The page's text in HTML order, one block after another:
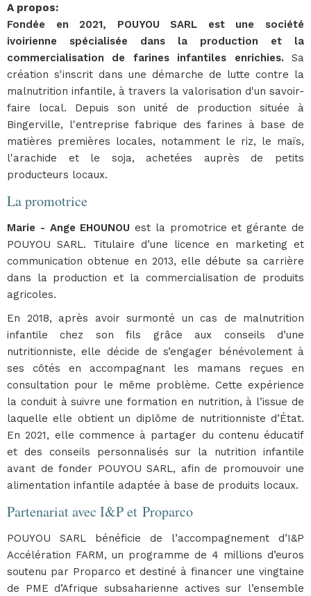
A propos:
Fondée en 2021, POUYOU SARL est une société
ivoirienne spécialisée dans la production et la
commercialisation de farines infantiles enrichies. Sa
création s'inscrit dans une démarche de lutte contre la
malnutrition infantile, à travers la valorisation d'un savoir-
faire local. Depuis son unité de production située à
Bingerville, l'entreprise fabrique des farines à base de
matières premières locales, notamment le riz, le maïs,
l'arachide et le soja, achetées auprès de petits
producteurs locaux.
La promotrice
Marie - Ange EHOUNOU est la promotrice et gérante de
POUYOU SARL. Titulaire d’une licence en marketing et
communication obtenue en 2013, elle débute sa carrière
dans la production et la commercialisation de produits
agricoles.
En 2018, après avoir surmonté un cas de malnutrition
infantile chez son fils grâce aux conseils d’une
nutritionniste, elle décide de s’engager bénévolement à
ses côtés en accompagnant les mamans reçues en
consultation pour le même problème. Cette expérience
la conduit à suivre une formation en nutrition, à l’issue de
laquelle elle obtient un diplôme de nutritionniste d’État.
En 2021, elle commence à partager du contenu éducatif
et des conseils personnalisés sur la nutrition infantile
avant de fonder POUYOU SARL, afin de promouvoir une
alimentation infantile adaptée à base de produits locaux.
Partenariat avec I&P et Proparco
POUYOU SARL bénéficie de l’accompagnement d’I&P
Accélération FARM, un programme de 4 millions d’euros
soutenu par Proparco et destiné à financer une vingtaine
de PME d’Afrique subsaharienne actives sur l’ensemble